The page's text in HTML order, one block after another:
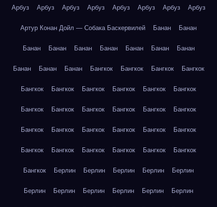
Арбуз Арбуз Арбуз Арбуз Арбуз Арбуз Арбуз Арбуз
Артур Конан Дойл — Собака Баскервилей Банан Банан
Банан Банан Банан Банан Банан Банан Банан
Банан Банан Банан Бангкок Бангкок Бангкок Бангкок
Бангкок Бангкок Бангкок Бангкок Бангкок Бангкок
Бангкок Бангкок Бангкок Бангкок Бангкок Бангкок
Бангкок Бангкок Бангкок Бангкок Бангкок Бангкок
Бангкок Бангкок Бангкок Бангкок Бангкок Бангкок
Бангкок Берлин Берлин Берлин Берлин Берлин
Берлин Берлин Берлин Берлин Берлин Берлин